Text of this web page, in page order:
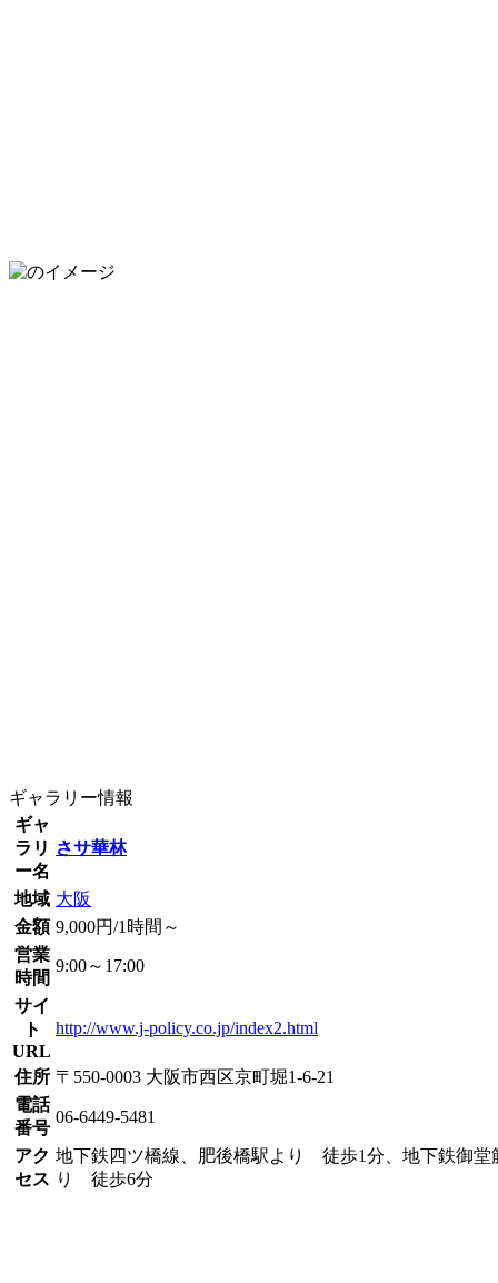
ギャラリー情報
ギャ
ラリ
ー名
さサ華林
地域 大阪
金額 9,000円/1時間～
営業
時間
9:00～17:00
サイ
ト
URL
http://www.j-policy.co.jp/index2.html
住所 〒550-0003 大阪市西区京町堀1-6-21
電話
番号
06-6449-5481
アク
セス
地下鉄四ツ橋線、肥後橋駅より 徒歩1分、地下鉄御堂
り 徒歩6分